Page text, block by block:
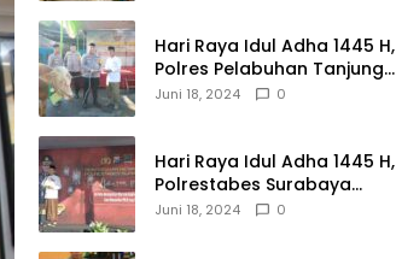
Hari Raya Idul Adha 1445 H,
Polres Pelabuhan Tanjung
Perak Salurkan 49 Hewan
Juni 18, 2024 0
Hari Raya Idul Adha 1445 H,
Polrestabes Surabaya
Menerima dan Menyalurkan
Juni 18, 2024 0